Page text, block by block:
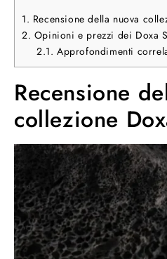
1. Recensione della nuova
2. Opinioni e prezzi dei Doxa
2.1. Approfondimenti
Recensione
collezione